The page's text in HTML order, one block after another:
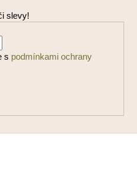
slevy!
s podmínkami ochrany